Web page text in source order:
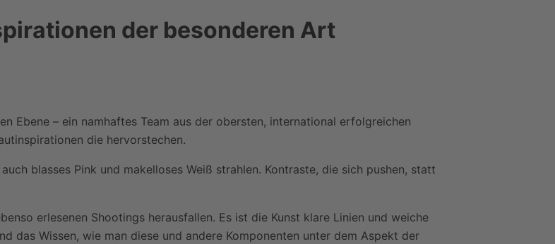
der besonderen Art
Ebene – ein namhaftes Team aus der obersten, international erfolgreichen
die hervorstechen.
blasses Pink und makelloses Weiß strahlen. Kontraste, die sich pushen, statt
erlesenen Shootings herausfallen. Es ist die Kunst klare Linien und weiche
das Wissen, wie man diese und andere Komponenten unter dem Aspekt der